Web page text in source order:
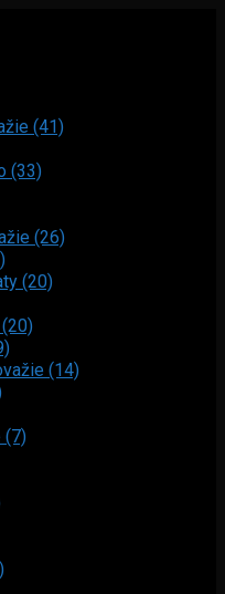
(41)
(33)
(26)
(20)
(14)
(7)